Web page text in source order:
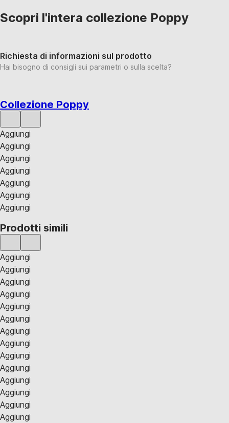
Scopri l'intera collezione Poppy
Richiesta di informazioni sul prodotto
Hai bisogno di consigli sui parametri o sulla scelta?
Collezione Poppy
Aggiungi
Aggiungi
Aggiungi
Aggiungi
Aggiungi
Aggiungi
Aggiungi
Prodotti simili
Aggiungi
Aggiungi
Aggiungi
Aggiungi
Aggiungi
Aggiungi
Aggiungi
Aggiungi
Aggiungi
Aggiungi
Aggiungi
Aggiungi
Aggiungi
Aggiungi